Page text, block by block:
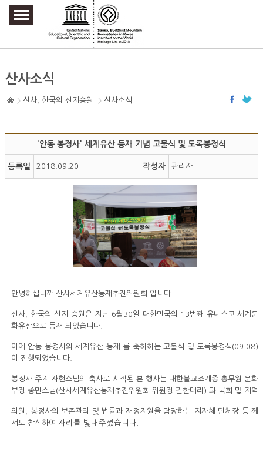
주요메뉴 바로가기
본문 바로가기
하단메뉴 바로가기
산사소식
산사, 한국의 산지승원 산사소식
'안동 봉정사' 세계유산 등재 기념 고불식 및 도록봉정식
등록일 2018.09.20 작성자 관리자
안녕하십니까 산사세계유산등재추진위원회 입니다.
산사, 한국의 산지 승원은 지난 6월30일 대한민국의 13번째 유네스코 세계문
화유산으로 등재 되었습니다.
이에 안동 봉정사의 세계유산 등재 를 축하하는 고불식 및 도록봉정식(09.08)
이 진행되었습니다.
봉정사 주지 자현스님의 축사로 시작된 본 행사는 대한불교조계종 총무원 문화
부장 종민스님(산사세계유산등재추진위원회 위원장 권한대리) 과 국회 및 지역
의원, 봉정사의 보존관리 및 법률과 재정지원을 담당하는 지자체 단체장 등 께
서도 참석하여 자리를 빛내주셨습니다.